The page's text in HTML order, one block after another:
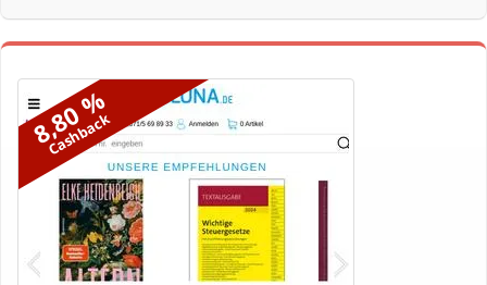
8,80 %
Cashback